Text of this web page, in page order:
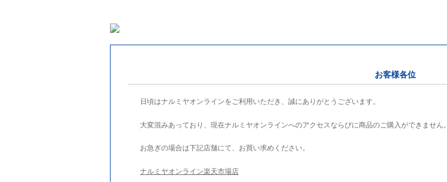
お客様各位
日頃はナルミヤオンラインをご利用いただき、誠にありがとうございます。
大変混みあっており、現在ナルミヤオンラインへのアクセスならびに商品のご購入ができません。
お急ぎの場合は下記店舗にて、お買い求めください。
ナルミヤオンライン楽天市場店